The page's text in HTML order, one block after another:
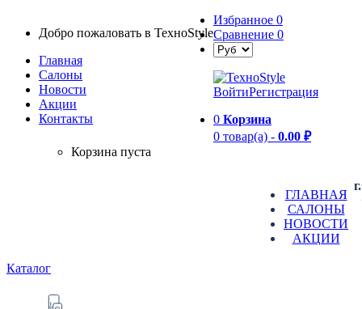
Добро пожаловать в TexноStyle
Главная
Салоны
Новости
Aкции
Контакты
Избранное 0
Сравнение 0
ВойтиРегистрация
0 Корзина
0 товар(а) - 0.00 ₽
Корзина пуста
ГЛАВНАЯ
САЛОНЫ
НОВОСТИ
АКЦИИ
Каталог